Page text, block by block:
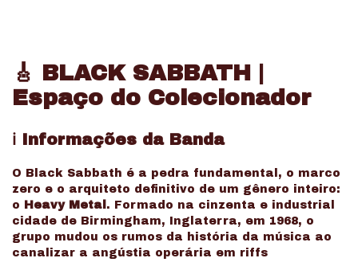
🎸 BLACK SABBATH |
Espaço do Colecionador
ℹ️ Informações da Banda
O Black Sabbath é a pedra fundamental, o marco
zero e o arquiteto definitivo de um gênero inteiro:
o
Heavy Metal . Formado na cinzenta e industrial
cidade de Birmingham, Inglaterra, em 1968, o
grupo mudou os rumos da história da música ao
canalizar a angústia operária em riffs